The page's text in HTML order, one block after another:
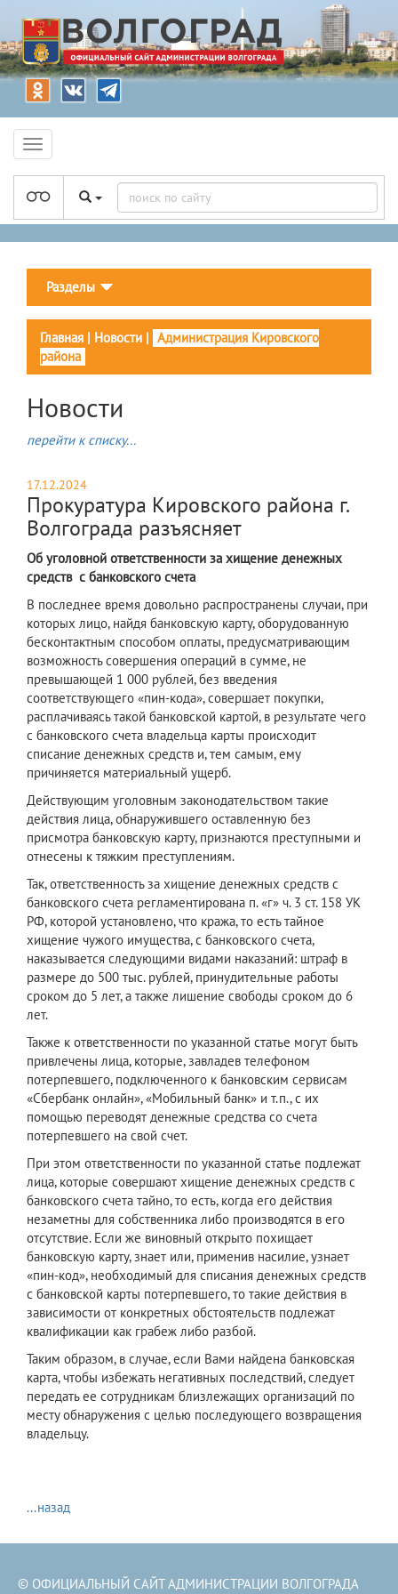
Разделы
Главная | Новости | Администрация Кировского
района
Новости
перейти к списку...
17.12.2024
Прокуратура Кировского района г.
Волгограда разъясняет
Об уголовной ответственности за хищение денежных
средств с банковского счета
В последнее время довольно распространены случаи, при
которых лицо, найдя банковскую карту, оборудованную
бесконтактным способом оплаты, предусматривающим
возможность совершения операций в сумме, не
превышающей 1 000 рублей, без введения
соответствующего «пин-кода», совершает покупки,
расплачиваясь такой банковской картой, в результате чего
с банковского счета владельца карты происходит
списание денежных средств и, тем самым, ему
причиняется материальный ущерб.
Действующим уголовным законодательством такие
действия лица, обнаружившего оставленную без
присмотра банковскую карту, признаются преступными и
отнесены к тяжким преступлениям.
Так, ответственность за хищение денежных средств с
банковского счета регламентирована п. «г» ч. 3 ст. 158 УК
РФ, которой установлено, что кража, то есть тайное
хищение чужого имущества, с банковского счета,
наказывается следующими видами наказаний: штраф в
размере до 500 тыс. рублей, принудительные работы
сроком до 5 лет, а также лишение свободы сроком до 6
лет.
Также к ответственности по указанной статье могут быть
привлечены лица, которые, завладев телефоном
потерпевшего, подключенного к банковским сервисам
«Сбербанк онлайн», «Мобильный банк» и т.п., с их
помощью переводят денежные средства со счета
потерпевшего на свой счет.
При этом ответственности по указанной статье подлежат
лица, которые совершают хищение денежных средств с
банковского счета тайно, то есть, когда его действия
незаметны для собственника либо производятся в его
отсутствие. Если же виновный открыто похищает
банковскую карту, знает или, применив насилие, узнает
«пин-код», необходимый для списания денежных средств
с банковской карты потерпевшего, то такие действия в
зависимости от конкретных обстоятельств подлежат
квалификации как грабеж либо разбой.
Таким образом, в случае, если Вами найдена банковская
карта, чтобы избежать негативных последствий, следует
передать ее сотрудникам близлежащих организаций по
месту обнаружения с целью последующего возвращения
владельцу.
...назад
© ОФИЦИАЛЬНЫЙ САЙТ АДМИНИСТРАЦИИ ВОЛГОГРАДА